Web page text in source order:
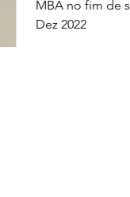
MBA no fim de
Dez 2022